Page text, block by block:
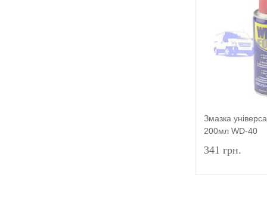
Купити в 1
У вибране
Змазка
200мл WD-40
341 грн.